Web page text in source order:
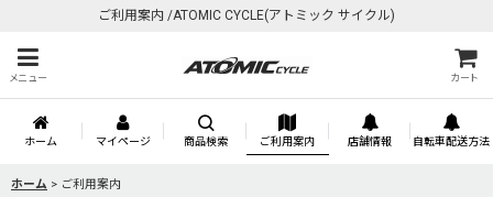
ご利用案内 /ATOMIC CYCLE(アトミック サイクル)
メニュー カート
ホーム マイページ 商品検索 ご利用案内 店舗情報 自転車配送方法
ホーム > ご利用案内